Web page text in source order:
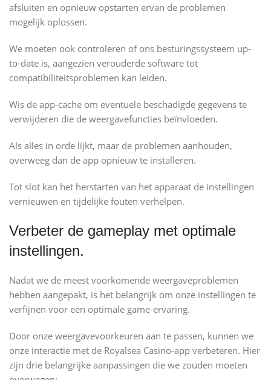
afsluiten en opnieuw opstarten ervan de problemen
mogelijk oplossen.
We moeten ook controleren of ons besturingssysteem up-
to-date is, aangezien verouderde software tot
compatibiliteitsproblemen kan leiden.
Wis de app-cache om eventuele beschadigde gegevens te
verwijderen die de weergavefuncties beïnvloeden.
Als alles in orde lijkt, maar de problemen aanhouden,
overweeg dan de app opnieuw te installeren.
Tot slot kan het herstarten van het apparaat de instellingen
vernieuwen en tijdelijke fouten verhelpen.
Verbeter de gameplay met optimale
instellingen.
Nadat we de meest voorkomende weergaveproblemen
hebben aangepakt, is het belangrijk om onze instellingen te
verfijnen voor een optimale game-ervaring.
Door onze weergavevoorkeuren aan te passen, kunnen we
onze interactie met de Royalsea Casino-app verbeteren. Hier
zijn drie belangrijke aanpassingen die we zouden moeten